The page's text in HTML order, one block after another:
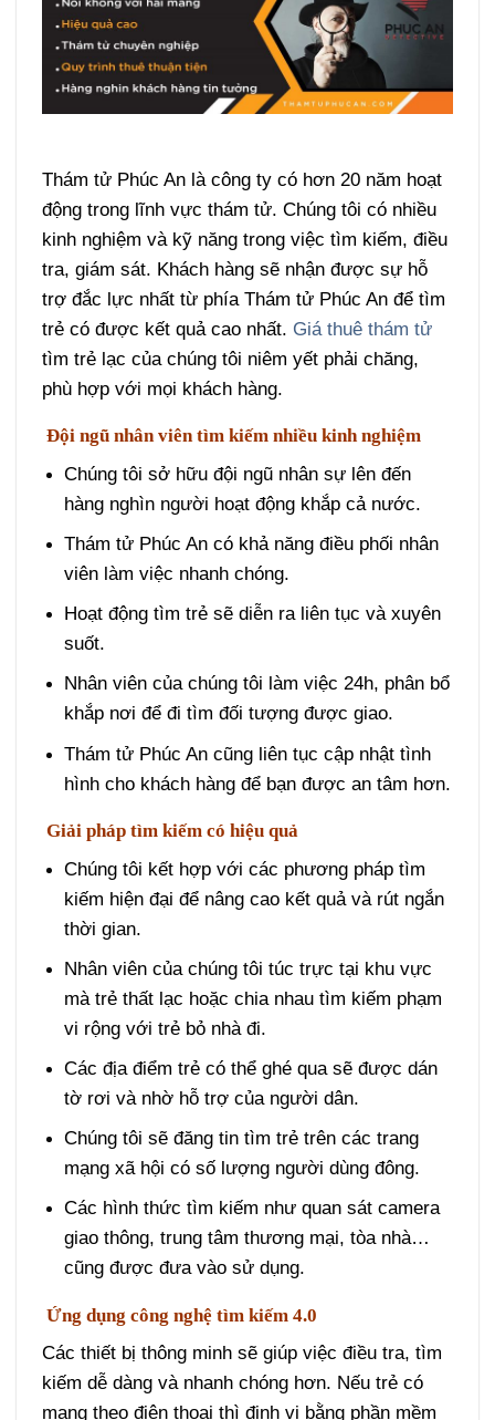
Thám tử Phúc An là công ty có hơn 20 năm hoạt
động trong lĩnh vực thám tử. Chúng tôi có nhiều
kinh nghiệm và kỹ năng trong việc tìm kiếm, điều
tra, giám sát. Khách hàng sẽ nhận được sự hỗ
trợ đắc lực nhất từ phía Thám tử Phúc An để tìm
trẻ có được kết quả cao nhất. Giá thuê thám tử
tìm trẻ lạc của chúng tôi niêm yết phải chăng,
phù hợp với mọi khách hàng.
Đội ngũ nhân viên tìm kiếm nhiều kinh nghiệm
Chúng tôi sở hữu đội ngũ nhân sự lên đến
hàng nghìn người hoạt động khắp cả nước.
Thám tử Phúc An có khả năng điều phối nhân
viên làm việc nhanh chóng.
Hoạt động tìm trẻ sẽ diễn ra liên tục và xuyên
suốt.
Nhân viên của chúng tôi làm việc 24h, phân bổ
khắp nơi để đi tìm đối tượng được giao.
Thám tử Phúc An cũng liên tục cập nhật tình
hình cho khách hàng để bạn được an tâm hơn.
Giải pháp tìm kiếm có hiệu quả
Chúng tôi kết hợp với các phương pháp tìm
kiếm hiện đại để nâng cao kết quả và rút ngắn
thời gian.
Nhân viên của chúng tôi túc trực tại khu vực
mà trẻ thất lạc hoặc chia nhau tìm kiếm phạm
vi rộng với trẻ bỏ nhà đi.
Các địa điểm trẻ có thể ghé qua sẽ được dán
tờ rơi và nhờ hỗ trợ của người dân.
Chúng tôi sẽ đăng tin tìm trẻ trên các trang
mạng xã hội có số lượng người dùng đông.
Các hình thức tìm kiếm như quan sát camera
giao thông, trung tâm thương mại, tòa nhà…
cũng được đưa vào sử dụng.
Ứng dụng công nghệ tìm kiếm 4.0
Các thiết bị thông minh sẽ giúp việc điều tra, tìm
kiếm dễ dàng và nhanh chóng hơn. Nếu trẻ có
mang theo điện thoại thì định vị bằng phần mềm